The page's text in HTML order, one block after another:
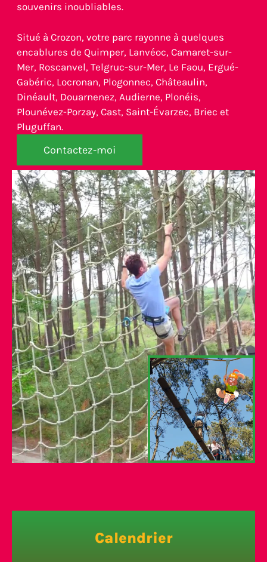
souvenirs inoubliables.
Situé à Crozon, votre parc rayonne à quelques
encablures de Quimper, Lanvéoc, Camaret-sur-
Mer, Roscanvel, Telgruc-sur-Mer, Le Faou, Ergué-
Gabéric, Locronan, Plogonnec, Châteaulin,
Dinéault, Douarnenez, Audierne, Plonéis,
Plounévez-Porzay, Cast, Saint-Évarzec, Briec et
Pluguffan.
Contactez-moi
Calendrier